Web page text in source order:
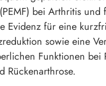
bei Arthritis und
Evidenz für eine
sowie eine
Funktionen bei
Rückenarthrose.